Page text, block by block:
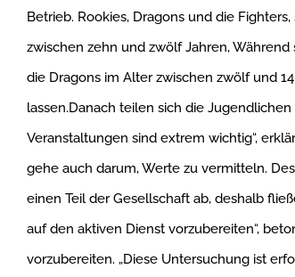
Betrieb. Rookies, Dragons und die
zwischen zehn und zwölf Jahren,
die Dragons im Alter zwischen zwölf und
lassen.Danach teilen sich die
Veranstaltungen sind extrem wichtig“,
gehe auch darum, Werte zu vermitteln.
einen Teil der Gesellschaft ab, deshalb
auf den aktiven Dienst vorzubereiten“,
vorzubereiten. „Diese Untersuchung ist